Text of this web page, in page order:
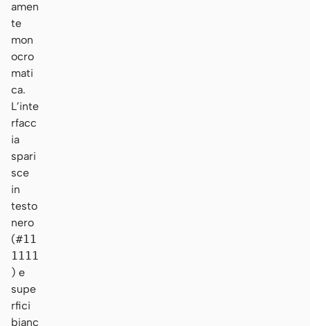
amen
te
mon
ocro
mati
ca.
L’inte
rfacc
ia
spari
sce
in
testo
nero
(#11
1111
) e
supe
rfici
bianc